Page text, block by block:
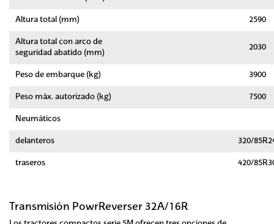
Altura total (mm) 2590
Altura total con arco de
seguridad abatido (mm)
2030
Peso de embarque (kg) 3900
Peso máx. autorizado (kg) 7500
Neumáticos
delanteros 320/
traseros 420/
Transmisión PowrReverser 32A/16R